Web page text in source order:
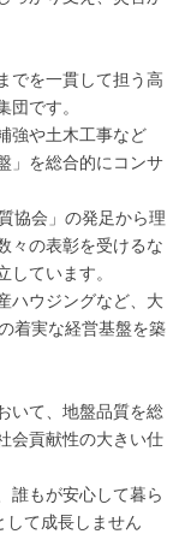
でを一貫して担う高
です。
強や土木工事など
」を総合的にコンサ
協会」の発足から理
々の表彰を受けるな
ています。
ハウジングなど、大
着実な経営基盤を築
いて、地盤品質を総
会貢献性の大きい仕
誰もが安心して暮ら
して成長しません